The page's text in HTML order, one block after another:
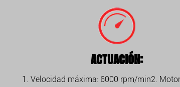
ACTUACIÓN:
1. Velocidad máxima: 6000 rpm/min2.